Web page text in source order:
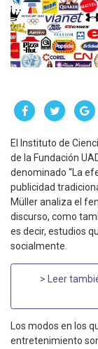
El Instituto de
de la Fundación
denominado “La
publicidad
Müller analiza el
discurso, como
es decir, estudios
socialmente.
> Leer
Los modos en los
entretenimiento